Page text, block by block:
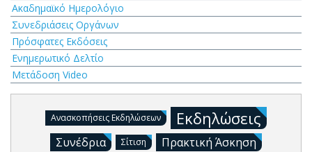
Ακαδημαϊκό Ημερολόγιο
Συνεδριάσεις Οργάνων
Πρόσφατες Εκδόσεις
Ενημερωτικό Δελτίο
Μετάδοση Video
Ανασκοπήσεις Εκδηλώσεων Εκδηλώσεις
Συνέδρια Σίτιση Πρακτική Άσκηση